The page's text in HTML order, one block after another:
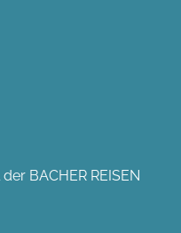
BACHER REISEN